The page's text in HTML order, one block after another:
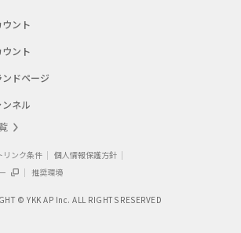
ント
ント
ドページ
ネル
リンク条件
個人情報保護方針
推奨環境
© YKK AP Inc. ALL RIGHTS RESERVED